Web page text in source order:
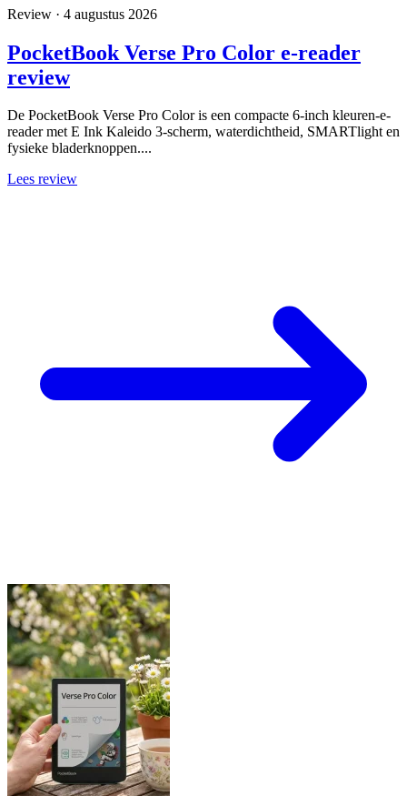
Review · 4 augustus 2026
PocketBook Verse Pro Color e-reader
review
De PocketBook Verse Pro Color is een compacte 6-inch kleuren-e-
reader met E Ink Kaleido 3-scherm, waterdichtheid, SMARTlight en
fysieke bladerknoppen....
Lees review